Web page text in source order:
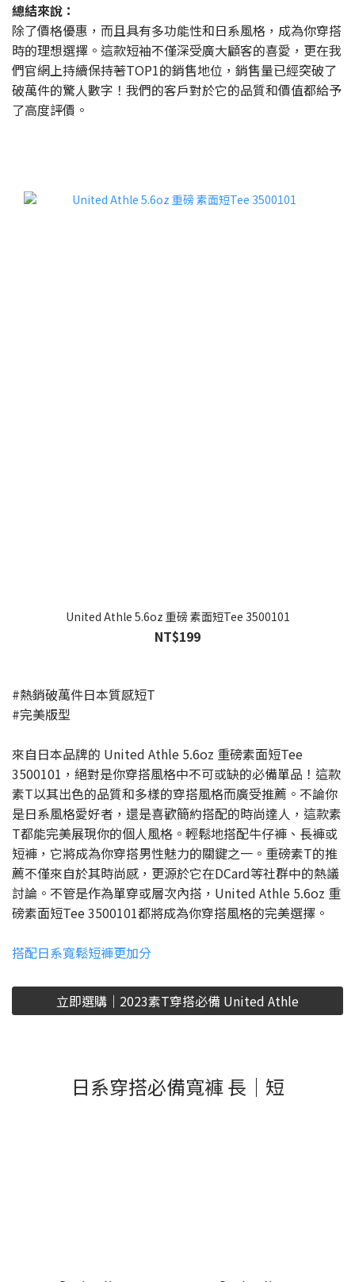
總結來說：
除了價格優惠，而且具有多功能性和日系風格，成為你穿搭
時的理想選擇。這款短袖不僅深受廣大顧客的喜愛，更在我
們官網上持續保持著TOP1的銷售地位，銷售量已經突破了
破萬件的驚人數字！我們的客戶對於它的品質和價值都給予
了高度評價。
United Athle 5.6oz 重磅 素面短Tee 3500101
NT$199
#熱銷破萬件日本質感短T
#完美版型
來自日本品牌的 United Athle 5.6oz 重磅素面短Tee
3500101，絕對是你穿搭風格中不可或缺的必備單品！這款
素T以其出色的品質和多樣的穿搭風格而廣受推薦。不論你
是日系風格愛好者，還是喜歡簡約搭配的時尚達人，這款素
T都能完美展現你的個人風格。輕鬆地搭配牛仔褲、長褲或
短褲，它將成為你穿搭男性魅力的關鍵之一。重磅素T的推
薦不僅來自於其時尚感，更源於它在DCard等社群中的熱議
討論。不管是作為單穿或層次內搭，United Athle 5.6oz 重
磅素面短Tee 3500101都將成為你穿搭風格的完美選擇。
搭配日系寬鬆短褲更加分
立即選購｜2023素T穿搭必備 United Athle
日系穿搭必備寬褲 長｜短